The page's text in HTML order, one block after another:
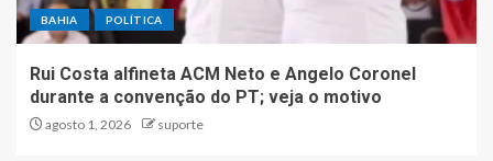
BAHIA POLÍTICA
Rui Costa alfineta ACM Neto e Angelo Coronel
durante a convenção do PT; veja o motivo
agosto 1, 2026 suporte